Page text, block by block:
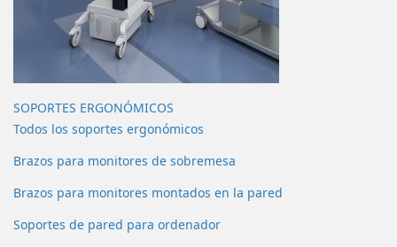
SOPORTES ERGONÓMICOS
Todos los soportes ergonómicos
Brazos para monitores de sobremesa
Brazos para monitores montados en la pared
Soportes de pared para ordenador